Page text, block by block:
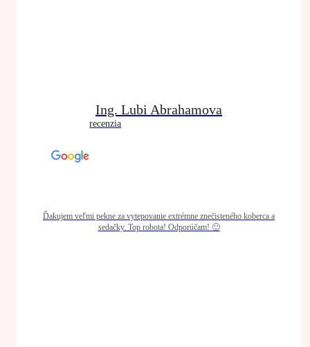
Ing. Lubi Abrahamova
recenzia
Ďakujem veľmi pekne za vytepovanie extrémne znečisteného koberca a
sedačky. Top robota! Odporúčam! 🙂